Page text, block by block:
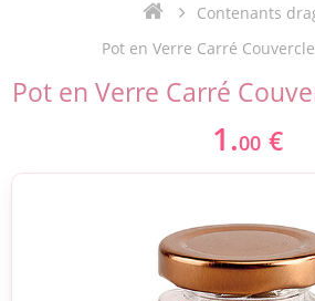
Livraison point relais
Contenants
Pot en Verre Carré
Pot en Verre Carré
1.00 €